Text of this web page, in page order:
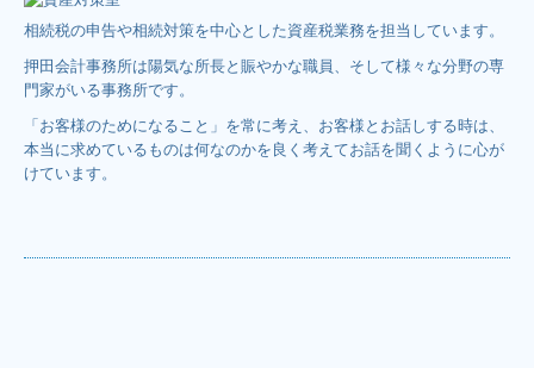
相続税の申告や相続対策を中心とした資産税業務を担当しています。
押田会計事務所は陽気な所長と賑やかな職員、そして様々な分野の専
門家がいる事務所です。
「お客様のためになること」を常に考え、お客様とお話しする時は、
本当に求めているものは何なのかを良く考えてお話を聞くように心が
けています。